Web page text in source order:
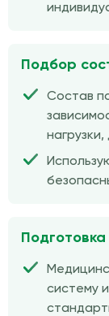
Подбор
Состав
систему